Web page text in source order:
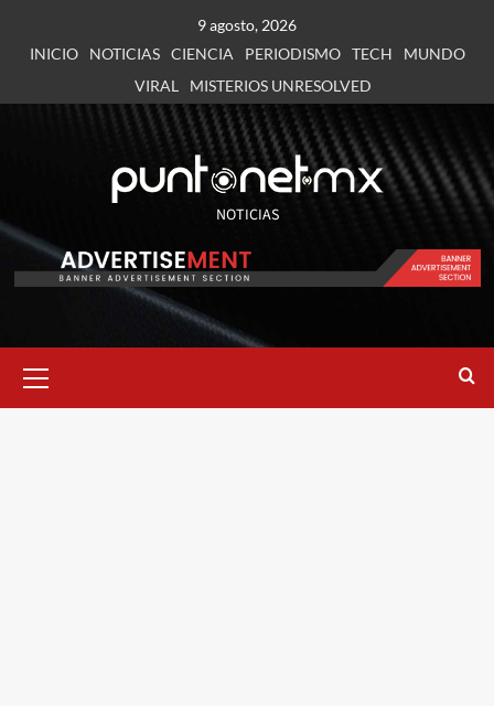
9 agosto, 2026
INICIO
NOTICIAS CIENCIA PERIODISMO TECH
MUNDO
VIRAL
MISTERIOS UNRESOLVED
NOTICIAS